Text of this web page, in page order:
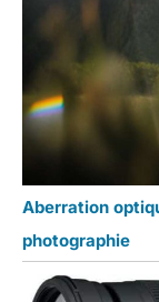
Aberration
photographie